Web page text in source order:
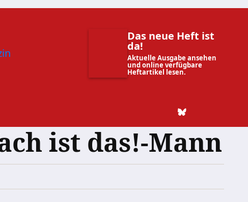
Das neue Heft ist
da!
Aktuelle Ausgabe ansehen
und online verfügbare
Heftartikel lesen.
ist das!-Mann